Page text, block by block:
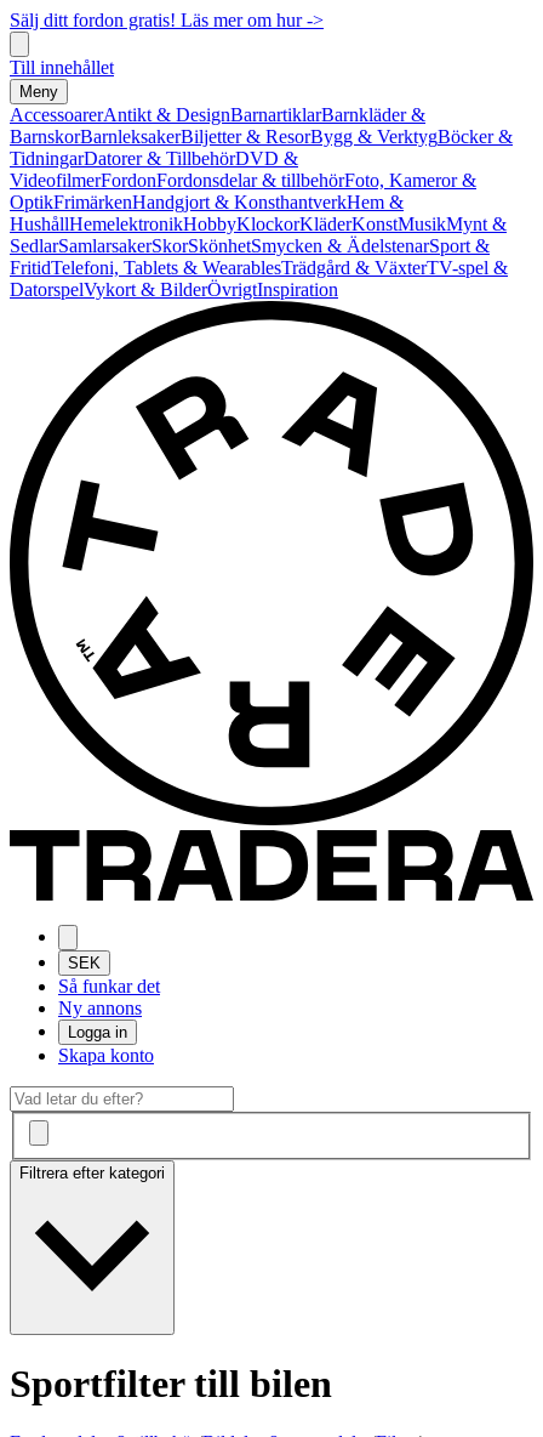
Sälj ditt fordon gratis! Läs mer om hur ->
Till innehållet
Meny
AccessoarerAntikt & DesignBarnartiklarBarnkläder &
BarnskorBarnleksakerBiljetter & ResorBygg & VerktygBöcker &
TidningarDatorer & TillbehörDVD &
VideofilmerFordonFordonsdelar & tillbehörFoto, Kameror &
OptikFrimärkenHandgjort & KonsthantverkHem &
HushållHemelektronikHobbyKlockorKläderKonstMusikMynt &
SedlarSamlarsakerSkorSkönhetSmycken & ÄdelstenarSport &
FritidTelefoni, Tablets & WearablesTrädgård & VäxterTV-spel &
DatorspelVykort & BilderÖvrigtInspiration
SEK
Så funkar det
Ny annons
Logga in
Skapa konto
Filtrera efter kategori
Sportfilter till bilen